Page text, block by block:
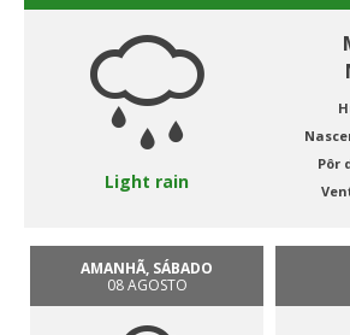
Light rain
Pôr
AMANHÃ, SÁBADO
08 AGOSTO